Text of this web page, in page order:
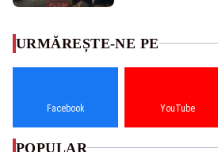
URMĂREȘTE-NE PE
Facebook YouTube
POPULAR